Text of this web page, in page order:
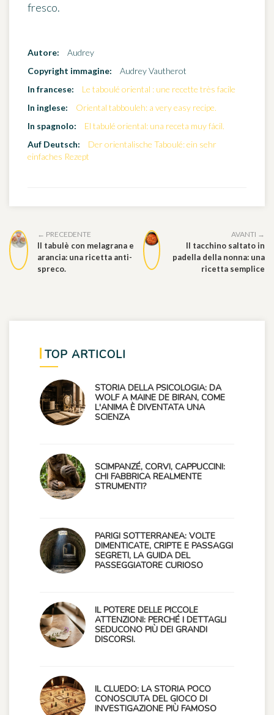
fresco.
Autore:
Audrey
Copyright immagine:
Audrey Vautherot
In francese:
Le taboulé oriental : une recette très facile
In inglese:
Oriental tabbouleh: a very easy recipe.
In spagnolo:
El tabulé oriental: una receta muy fácil.
Auf Deutsch:
Der orientalische Taboulé: ein sehr
einfaches Rezept
← PRECEDENTE
Il tabulè con melagrana e
arancia: una ricetta anti-
spreco.
AVANTI →
Il tacchino saltato in
padella della nonna: una
ricetta semplice
TOP ARTICOLI
STORIA DELLA PSICOLOGIA: DA
WOLF A MAINE DE BIRAN, COME
L'ANIMA È DIVENTATA UNA
SCIENZA
SCIMPANZÉ, CORVI, CAPPUCCINI:
CHI FABBRICA REALMENTE
STRUMENTI?
PARIGI SOTTERRANEA: VOLTE
DIMENTICATE, CRIPTE E PASSAGGI
SEGRETI, LA GUIDA DEL
PASSEGGIATORE CURIOSO
IL POTERE DELLE PICCOLE
ATTENZIONI: PERCHÉ I DETTAGLI
SEDUCONO PIÙ DEI GRANDI
DISCORSI.
IL CLUEDO: LA STORIA POCO
CONOSCIUTA DEL GIOCO DI
INVESTIGAZIONE PIÙ FAMOSO